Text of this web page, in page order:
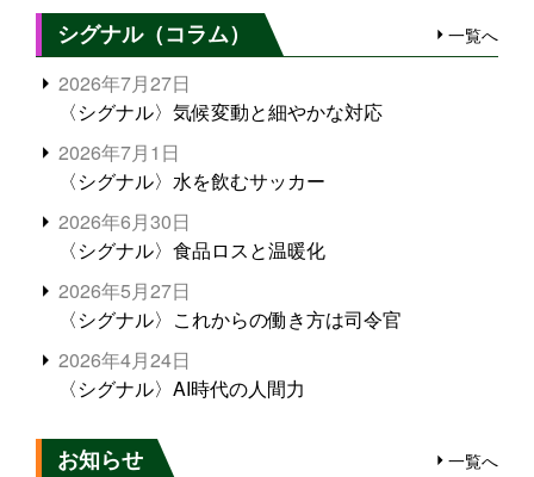
シグナル（コラム） 一覧へ
2026年7月27日
〈シグナル〉気候変動と細やかな対応
2026年7月1日
〈シグナル〉水を飲むサッカー
2026年6月30日
〈シグナル〉食品ロスと温暖化
2026年5月27日
〈シグナル〉これからの働き方は司令官
2026年4月24日
〈シグナル〉AI時代の人間力
お知らせ 一覧へ